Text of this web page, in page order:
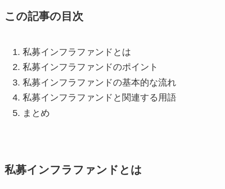
この記事の目次
私募インフラファンドとは
私募インフラファンドのポイント
私募インフラファンドの基本的な流れ
私募インフラファンドと関連する用語
まとめ
私募インフラファンドとは